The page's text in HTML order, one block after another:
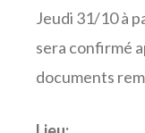
Jeudi 31/10 à
sera confirmé
documents